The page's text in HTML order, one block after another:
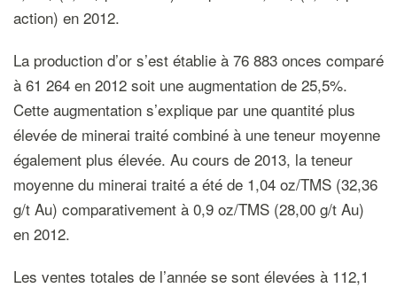
action) en 2012.
La production d’or s’est établie à 76 883 onces comparé
à 61 264 en 2012 soit une augmentation de 25,5%.
Cette augmentation s’explique par une quantité plus
élevée de minerai traité combiné à une teneur moyenne
également plus élevée. Au cours de 2013, la teneur
moyenne du minerai traité a été de 1,04 oz/TMS (32,36
g/t Au) comparativement à 0,9 oz/TMS (28,00 g/t Au)
en 2012.
Les ventes totales de l’année se sont élevées à 112,1